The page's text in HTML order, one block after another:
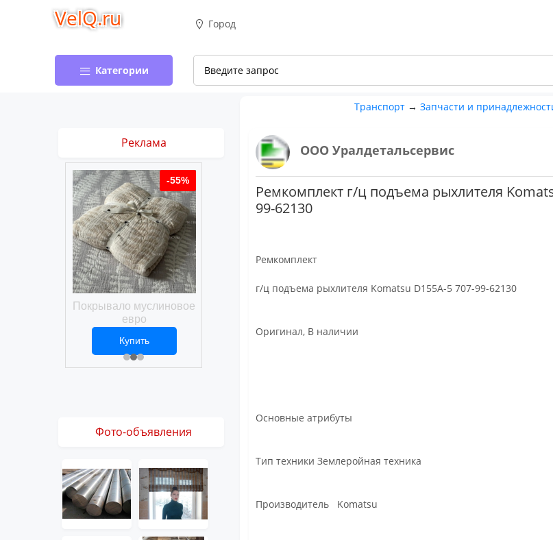
VelQ.ru Город
Категории
Транспорт→ Запчасти и
ООО Уралдетальсервис
Ремкомплект г/ц подъема рыхлителя
99-62130
Ремкомплект
г/ц подъема рыхлителя Komatsu D155A-5 707-99-62130
Оригинал, В наличии
Основные атрибуты
Тип техники Землеройная техника
Производитель Komatsu
Реклама
-55%
Покрывало муслиновое
евро
2 469 ₽
Купить
-55%
Купить
Фото-объявления